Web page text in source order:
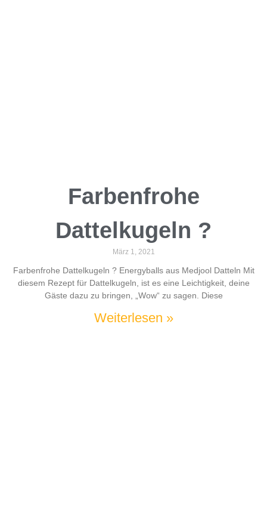
Farbenfrohe
Dattelkugeln ?
März 1, 2021
Farbenfrohe Dattelkugeln ? Energyballs aus Medjool Datteln Mit
diesem Rezept für Dattelkugeln, ist es eine Leichtigkeit, deine
Gäste dazu zu bringen, „Wow“ zu sagen. Diese
Weiterlesen »